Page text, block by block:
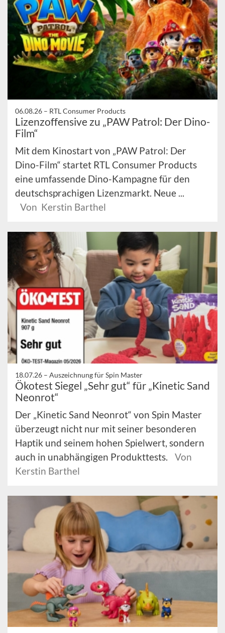
06.08.26 – RTL Consumer Products
Lizenzoffensive zu „PAW Patrol: Der Dino-
Film“
Mit dem Kinostart von „PAW Patrol: Der
Dino-Film“ startet RTL Consumer Products
eine umfassende Dino-Kampagne für den
deutschsprachigen Lizenzmarkt. Neue ...
Von Kerstin Barthel
18.07.26 – Auszeichnung für Spin Master
Ökotest Siegel „Sehr gut“ für „Kinetic Sand
Neonrot“
Der „Kinetic Sand Neonrot“ von Spin Master
überzeugt nicht nur mit seiner besonderen
Haptik und seinem hohen Spielwert, sondern
auch in unabhängigen Produkttests.
Von
Kerstin Barthel